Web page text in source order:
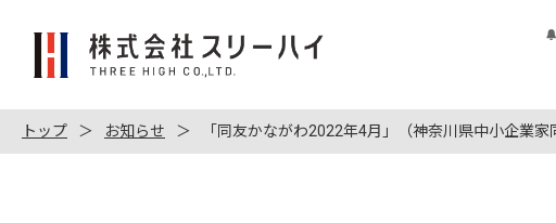
式
社
ス
トップ お知らせ 「同友かながわ2022年4月」（神奈川県中小企業家